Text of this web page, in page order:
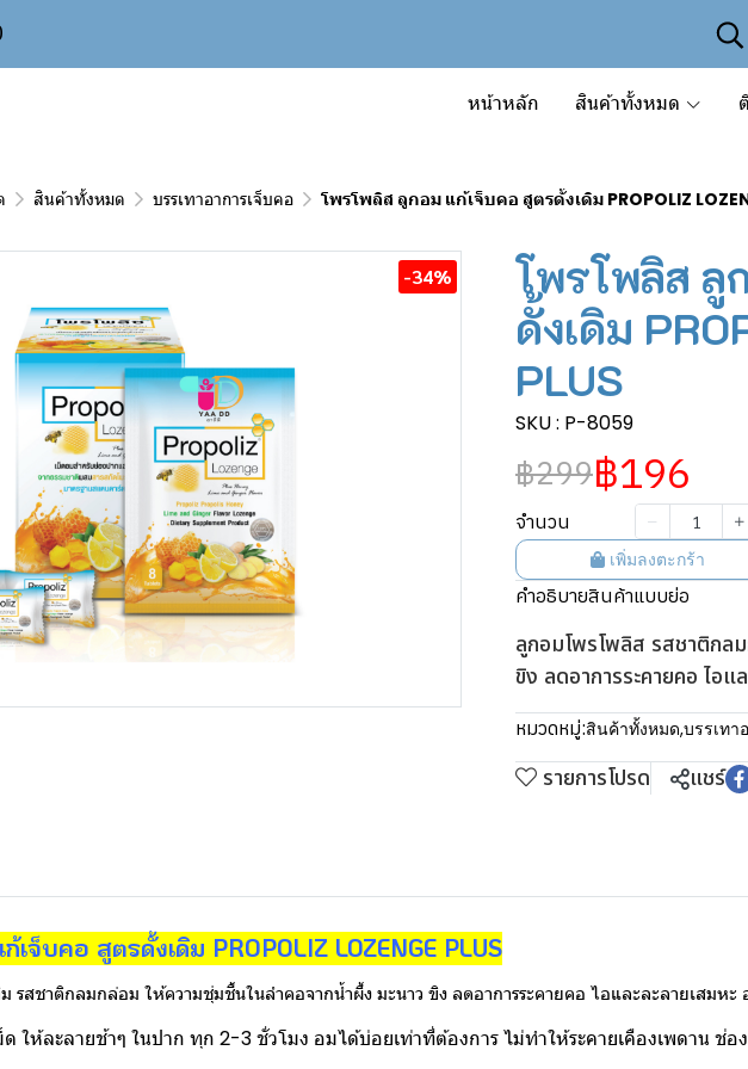
หน้าหลัก สินค้าทั้งหมด
สินค้าทั้งหมด บรรเทาอาการเจ็บคอ โพรโพลิส ลูกอม แก้เจ็บคอ สูตรดั้งเดิม PROPOLIZ
-34%
โพรโพลิส ลู
ดั้งเดิม
PLUS
SKU : P-8059
฿299฿196
จำนวน
เพิ่มลงตะกร้า
คำอธิบายสินค้าแบบย่อ
ลูกอมโพรโพลิส รสชาติกล
ขิง ลดอาการระคายคอ ไอแ
หมวดหมู่:สินค้าทั้งหมด,บรรเทา
รายการโปรด แชร์
จ็บคอ สูตรดั้งเดิม PROPOLIZ LOZENGE PLUS
รสชาติกลมกล่อม ให้ความชุ่มชื้นในลำคอจากน้ำผึ้ง มะนาว ขิง ลดอาการระคายคอ ไอและละลายเสมห
ด ให้ละลายช้าๆ ในปาก ทุก 2-3 ชั่วโมง อมได้บ่อยเท่าที่ต้องการ ไม่ทำให้ระคายเคืองเพดาน ช่